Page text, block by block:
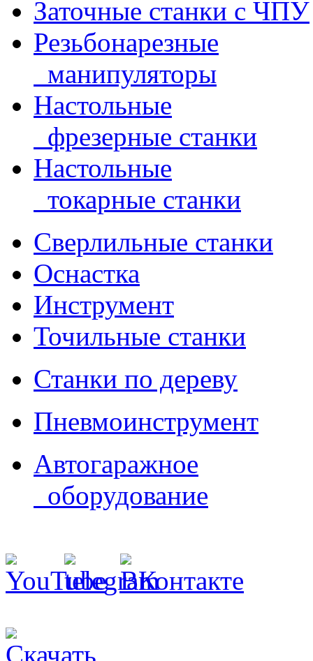
Заточные станки с ЧПУ
Резьбонарезные
манипуляторы
Настольные
фрезерные станки
Настольные
токарные станки
Сверлильные станки
Оснастка
Инструмент
Точильные станки
Станки по дереву
Пневмоинструмент
Автогаражное
оборудование